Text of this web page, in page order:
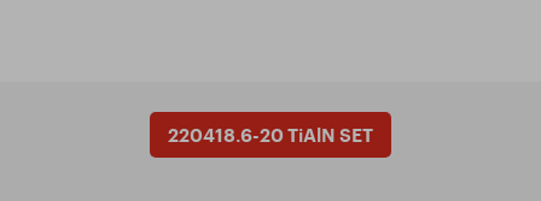
220418.6-20 TiAlN SET